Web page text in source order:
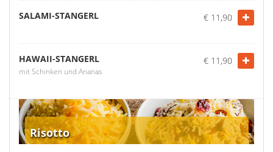
SALAMI-STANGERL € 11,90
HAWAII-STANGERL
mit Schinken und Ananas
€ 11,90
Risotto